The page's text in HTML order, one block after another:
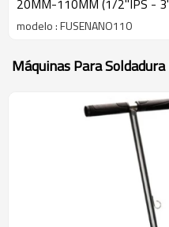
20MM-110MM (1/2"IPS -
modelo : FUSENANO110
Máquinas Para